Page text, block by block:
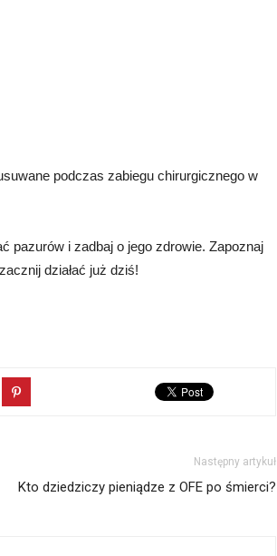
podczas zabiegu chirurgicznego w
pazurów i zadbaj o jego zdrowie. Zapoznaj
działać już dziś!
Następny artykuł
Kto dziedziczy pieniądze z OFE po śmierci?